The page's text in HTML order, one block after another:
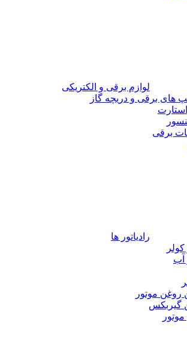
لوازم برقی و الکتریکی
های برقی و دریچه گاز
استارت
برقی
رادیاتور ها
کولر
آب
موتور
گیربکس